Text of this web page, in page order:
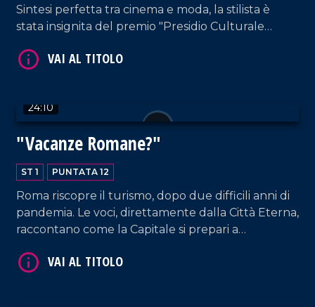
Sintesi perfetta tra cinema e moda, la stilista è
stata insignita del premio "Presidio Culturale
24:10
"Vacanze Romane?"
ST 1 PUNTATA 12
Roma riscopre il turismo, dopo due difficili anni di
pandemia. Le voci, direttamente dalla Città Eterna,
raccontano come la Capitale si prepari a
problematiche causate dal covid e dalla guerra in
VAI AL TITOLO